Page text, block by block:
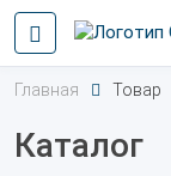
Главная Товар
Каталог